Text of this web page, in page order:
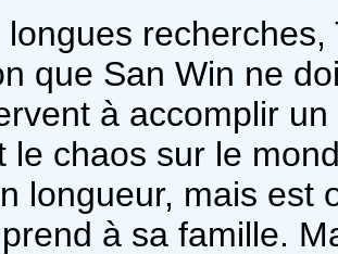
que San Win ne
à accomplir
le chaos sur le
longueur, mais est
à sa famille.